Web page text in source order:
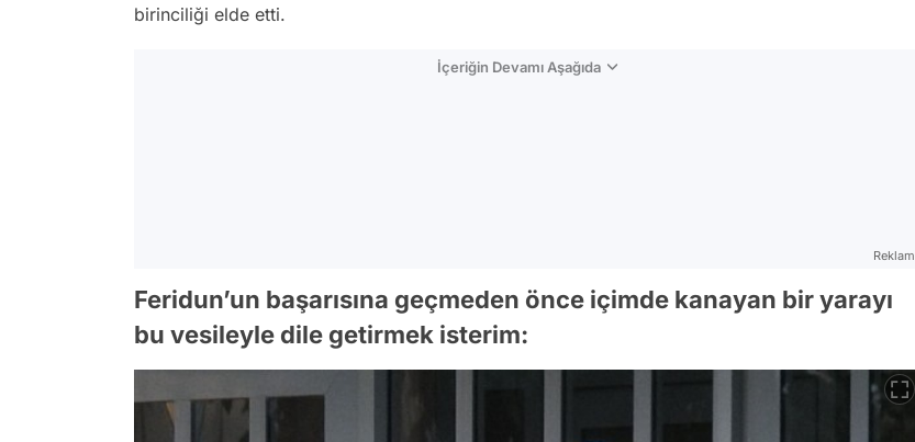
birinciliği elde etti.
İçeriğin Devamı Aşağıda
Reklam
Feridun’un başarısına geçmeden önce içimde kanayan bir yarayı
bu vesileyle dile getirmek isterim: